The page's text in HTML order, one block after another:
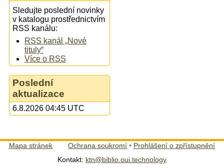
Sledujte poslední novinky
v katalogu prostřednictvím
RSS kanálu:
RSS kanál „Nové
tituly“
Více o RSS
Poslední
aktualizace
6.8.2026 04:45 UTC
Mapa stránek Ochrana soukromí • Prohlášení o zpřístupnění
Kontakt: ktn@biblio.oui.technology